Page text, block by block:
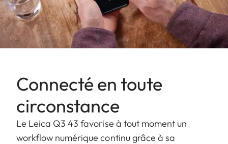
Connecté en toute
circonstance
Le Leica Q3 43 favorise à tout moment un
workflow numérique continu grâce à sa